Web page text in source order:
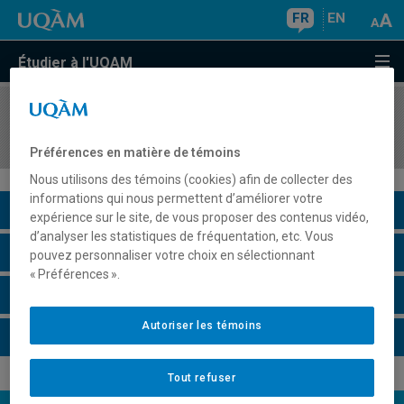
FR EN
Étudier à l'UQAM
COURS//
Description du cours
Horaire - Été 2026
Préférences en matière de témoins
Nous utilisons des témoins (cookies) afin de collecter des
informations qui nous permettent d’améliorer votre
expérience sur le site, de vous proposer des contenus vidéo,
d’analyser les statistiques de fréquentation, etc. Vous
pouvez personnaliser votre choix en sélectionnant
« Préférences ».
Tout refuser
Autoriser les témoins